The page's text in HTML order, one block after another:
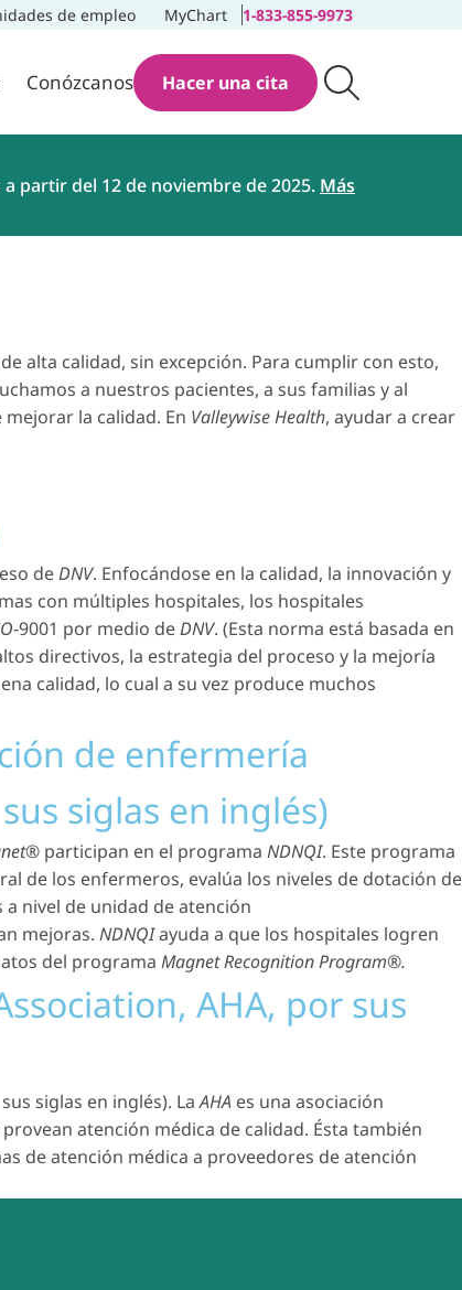
de empleo MyChart 1-833-855-9973
Conózcanos Hacer una cita
partir del 12 de noviembre de 2025. Más
alta calidad, sin excepción. Para cumplir con esto,
a nuestros pacientes, a sus familias y al
la calidad. En Valleywise Health, ayudar a crear
deDNV. Enfocándose en la calidad, la innovación y
con múltiples hospitales, los hospitales
-9001 por medio deDNV. (Esta norma está basada en
directivos, la estrategia del proceso y la mejoría
calidad, lo cual a su vez produce muchos
de enfermería
siglas en inglés)
participan en el programa NDNQI. Este programa
de los enfermeros, evalúa los niveles de dotación de
nivel de unidad de atención
mejoras. NDNQIayuda a que los hospitales logren
del programa Magnet Recognition Program®.
AHA, por sus
siglas en inglés). LaAHA es una asociación
atención médica de calidad. Ésta también
de atención médica a proveedores de atención